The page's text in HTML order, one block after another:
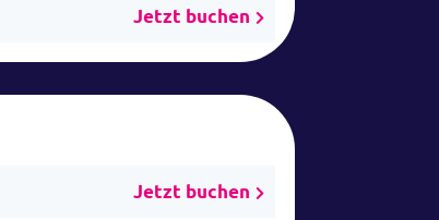
Jetzt buchen
Jetzt buchen